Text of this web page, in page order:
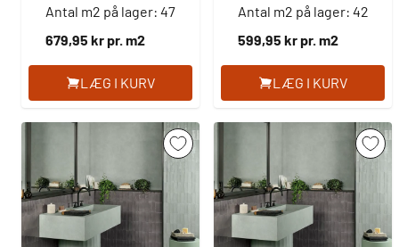
Antal m2 på lager: 47
679,95 kr pr. m2
LÆG I KURV
Antal m2 på lager: 42
599,95 kr pr. m2
LÆG I KURV